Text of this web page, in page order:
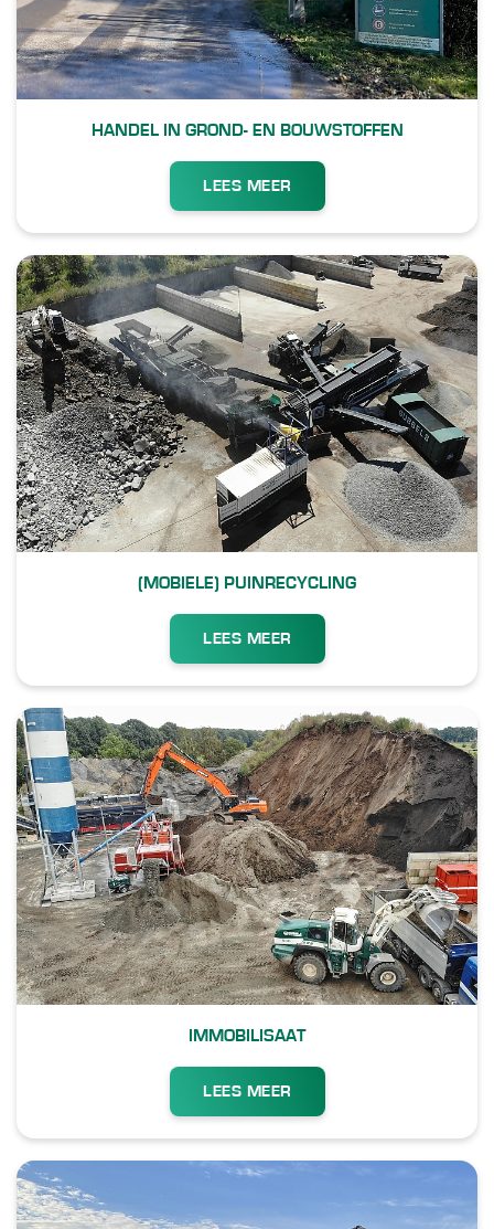
HANDEL IN GROND- EN BOUWSTOFFEN
LEES MEER
(MOBIELE) PUINRECYCLING
LEES MEER
IMMOBILISAAT
LEES MEER